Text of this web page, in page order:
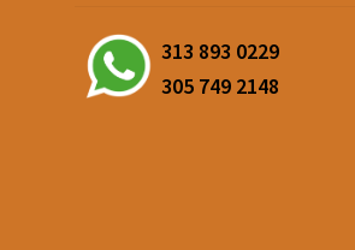
313 893 0229
305 749 2148